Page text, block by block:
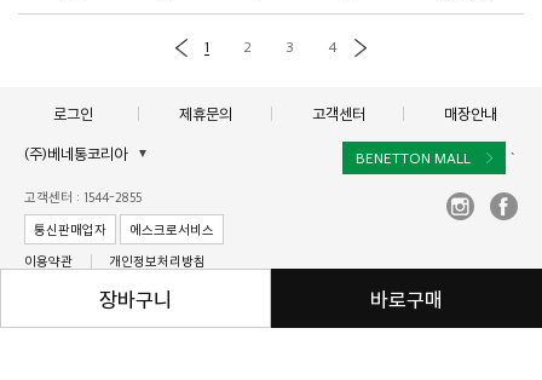
장바구니 바로구매
1 2 3 4
로그인 제휴문의 고객센터 매장안내
BENETTON MALL `
(주)베네통코리아 ▼
대표이사 : 김규완
주소 : 서울시 서초구 서초대로 398, 15층, 16층(서초동, 비엔케이디지털타워)
사업자 등록번호 : 211-86-40964
통신판매업신고 :제2017-서울서초-1250
고객센터 : 1544-2855
통신판매업자
에스크로서비스
이용약관
개인정보처리방침
Copyright © BENETTON KOREA Co., Ltd. ALL rights reserved